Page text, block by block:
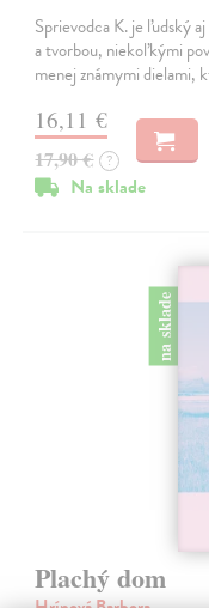
Sprievodca K. je ľudský
a tvorbou, niekoľkými
menej známymi dielami,
16,11 €
17,90 € ?
Na sklade
na sklade
Plachý dom
Hrínová Barbora